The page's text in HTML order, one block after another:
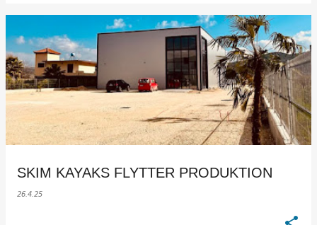
SKIM KAYAKS FLYTTER PRODUKTION
26.4.25